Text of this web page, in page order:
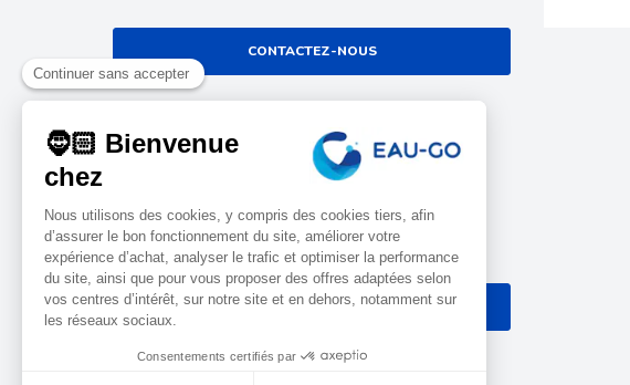
CONTACTEZ-NOUS
LE BLOG
Découvrez tous nos conseils et bon plans !
ACCÉDER AU BLOG